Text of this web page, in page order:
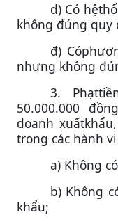
d) Có
không đúng quy
đ)
nhưng không
3.
50.000.000
doanh
trong các hành
a) Không
b) Không
khẩu;